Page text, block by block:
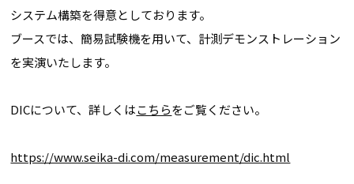
システム構築を得意としております。
ブースでは、簡易試験機を用いて、計測デモンストレーション
を実演いたします。
DICについて、詳しくはこちらをご覧ください。
https://www.seika-di.com/measurement/dic.html